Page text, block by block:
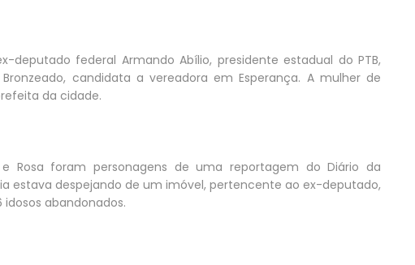
deputado federal Armando Abílio, presidente estadual do PTB,
candidata a vereadora em Esperança. A mulher de
da cidade.
Rosa foram personagens de uma reportagem do Diário da
estava despejando de um imóvel, pertencente ao ex-deputado,
abandonados.